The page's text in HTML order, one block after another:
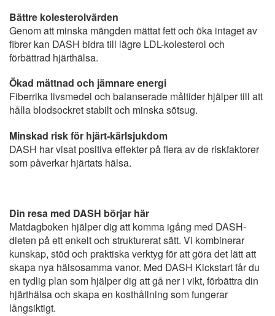
Bättre kolesterolvärden
Genom att minska mängden mättat fett och öka intaget av
fibrer kan DASH bidra till lägre LDL-kolesterol och
förbättrad hjärthälsa.
Ökad mättnad och jämnare energi
Fiberrika livsmedel och balanserade måltider hjälper till att
hålla blodsockret stabilt och minska sötsug.
Minskad risk för hjärt-kärlsjukdom
DASH har visat positiva effekter på flera av de riskfaktorer
som påverkar hjärtats hälsa.
Din resa med DASH börjar här
Matdagboken hjälper dig att komma igång med DASH-
dieten på ett enkelt och strukturerat sätt. Vi kombinerar
kunskap, stöd och praktiska verktyg för att göra det lätt att
skapa nya hälsosamma vanor. Med DASH Kickstart får du
en tydlig plan som hjälper dig att gå ner i vikt, förbättra din
hjärthälsa och skapa en kosthållning som fungerar
långsiktigt.